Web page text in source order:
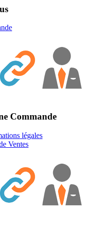
Commande
légales
Ventes